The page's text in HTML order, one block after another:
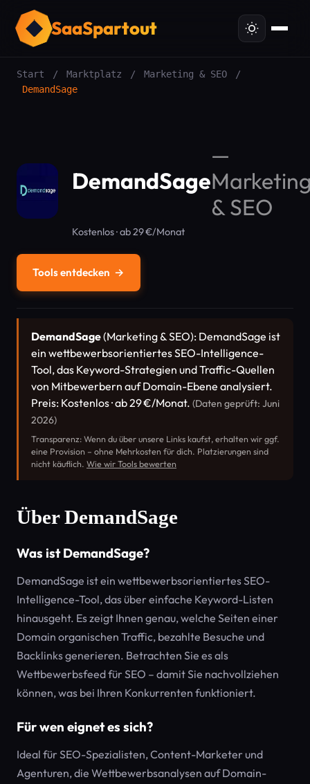
SaaSpartout
Start / Marktplatz / Marketing & SEO
/
DemandSage
DemandSage
—
& SEO
Kostenlos · ab 29 €/Monat
Tools entdecken →
DemandSage(Marketing & SEO): DemandSage ist
ein wettbewerbsorientiertes SEO-Intelligence-
Tool, das Keyword-Strategien und Traffic-Quellen
von Mitbewerbern auf Domain-Ebene analysiert.
Preis: Kostenlos · ab 29 €/Monat. (Daten geprüft: Juni
2026)
Transparenz: Wenn du über unsere Links kaufst, erhalten wir ggf.
eine Provision – ohne Mehrkosten für dich. Platzierungen sind
nicht käuflich. Wie wir Tools bewerten
Über DemandSage
Was ist DemandSage?
DemandSage ist ein wettbewerbsorientiertes SEO-
Intelligence-Tool, das über einfache Keyword-Listen
hinausgeht. Es zeigt Ihnen genau, welche Seiten einer
Domain organischen Traffic, bezahlte Besuche und
Backlinks generieren. Betrachten Sie es als
Wettbewerbsfeed für SEO – damit Sie nachvollziehen
können, was bei Ihren Konkurrenten funktioniert.
Für wen eignet es sich?
Ideal für SEO-Spezialisten, Content-Marketer und
Agenturen, die Wettbewerbsanalysen auf Domain-